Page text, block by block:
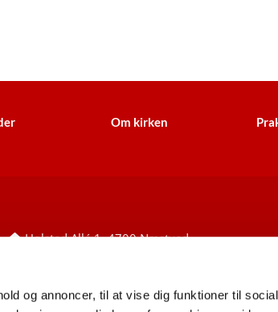
og annoncer, til at vise dig funktioner til
Om kirken
Holsted Allé 1, 4700 Næstved
Information til leverandørerses her